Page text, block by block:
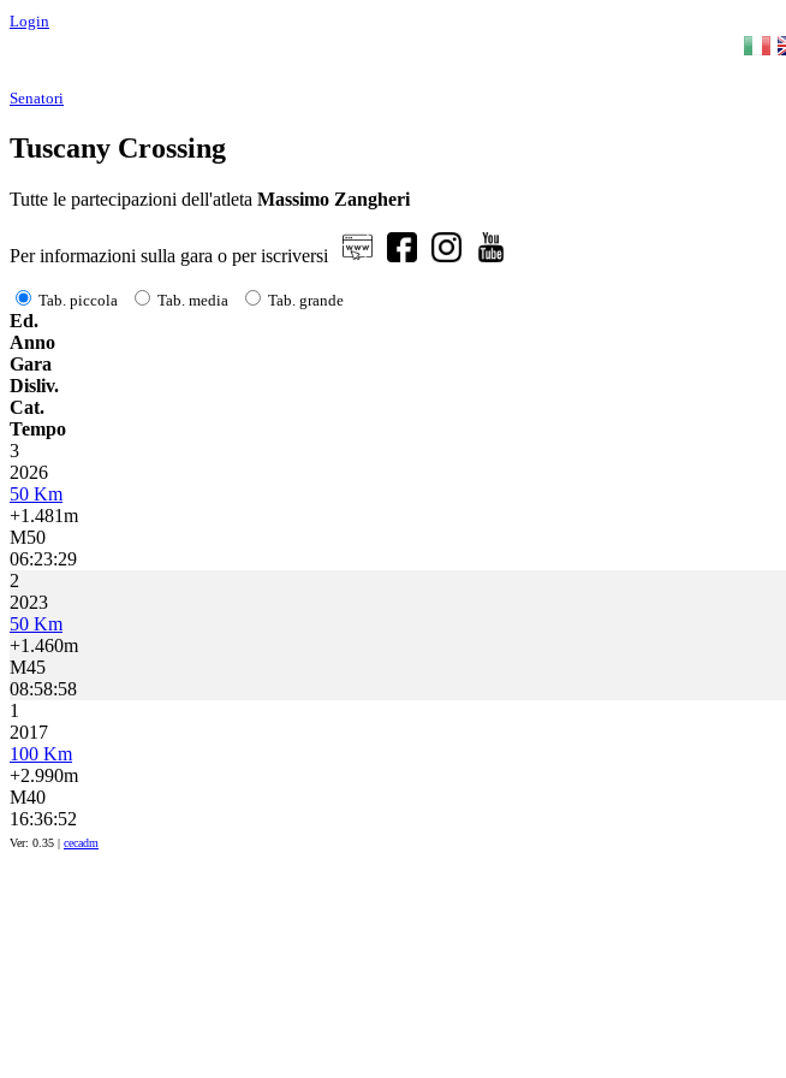
Login
Senatori
Tuscany Crossing
Tutte le partecipazioni dell'atleta Massimo Zangheri
Per informazioni sulla gara o per iscriversi
Tab. piccola Tab. media Tab. grande
Ed.
Anno
Gara
Disliv.
Cat.
Tempo
3
2026
50 Km
+1.481m
M50
06:23:29
2
2023
50 Km
+1.460m
M45
08:58:58
1
2017
100 Km
+2.990m
M40
16:36:52
Ver: 0.35 | cecadm